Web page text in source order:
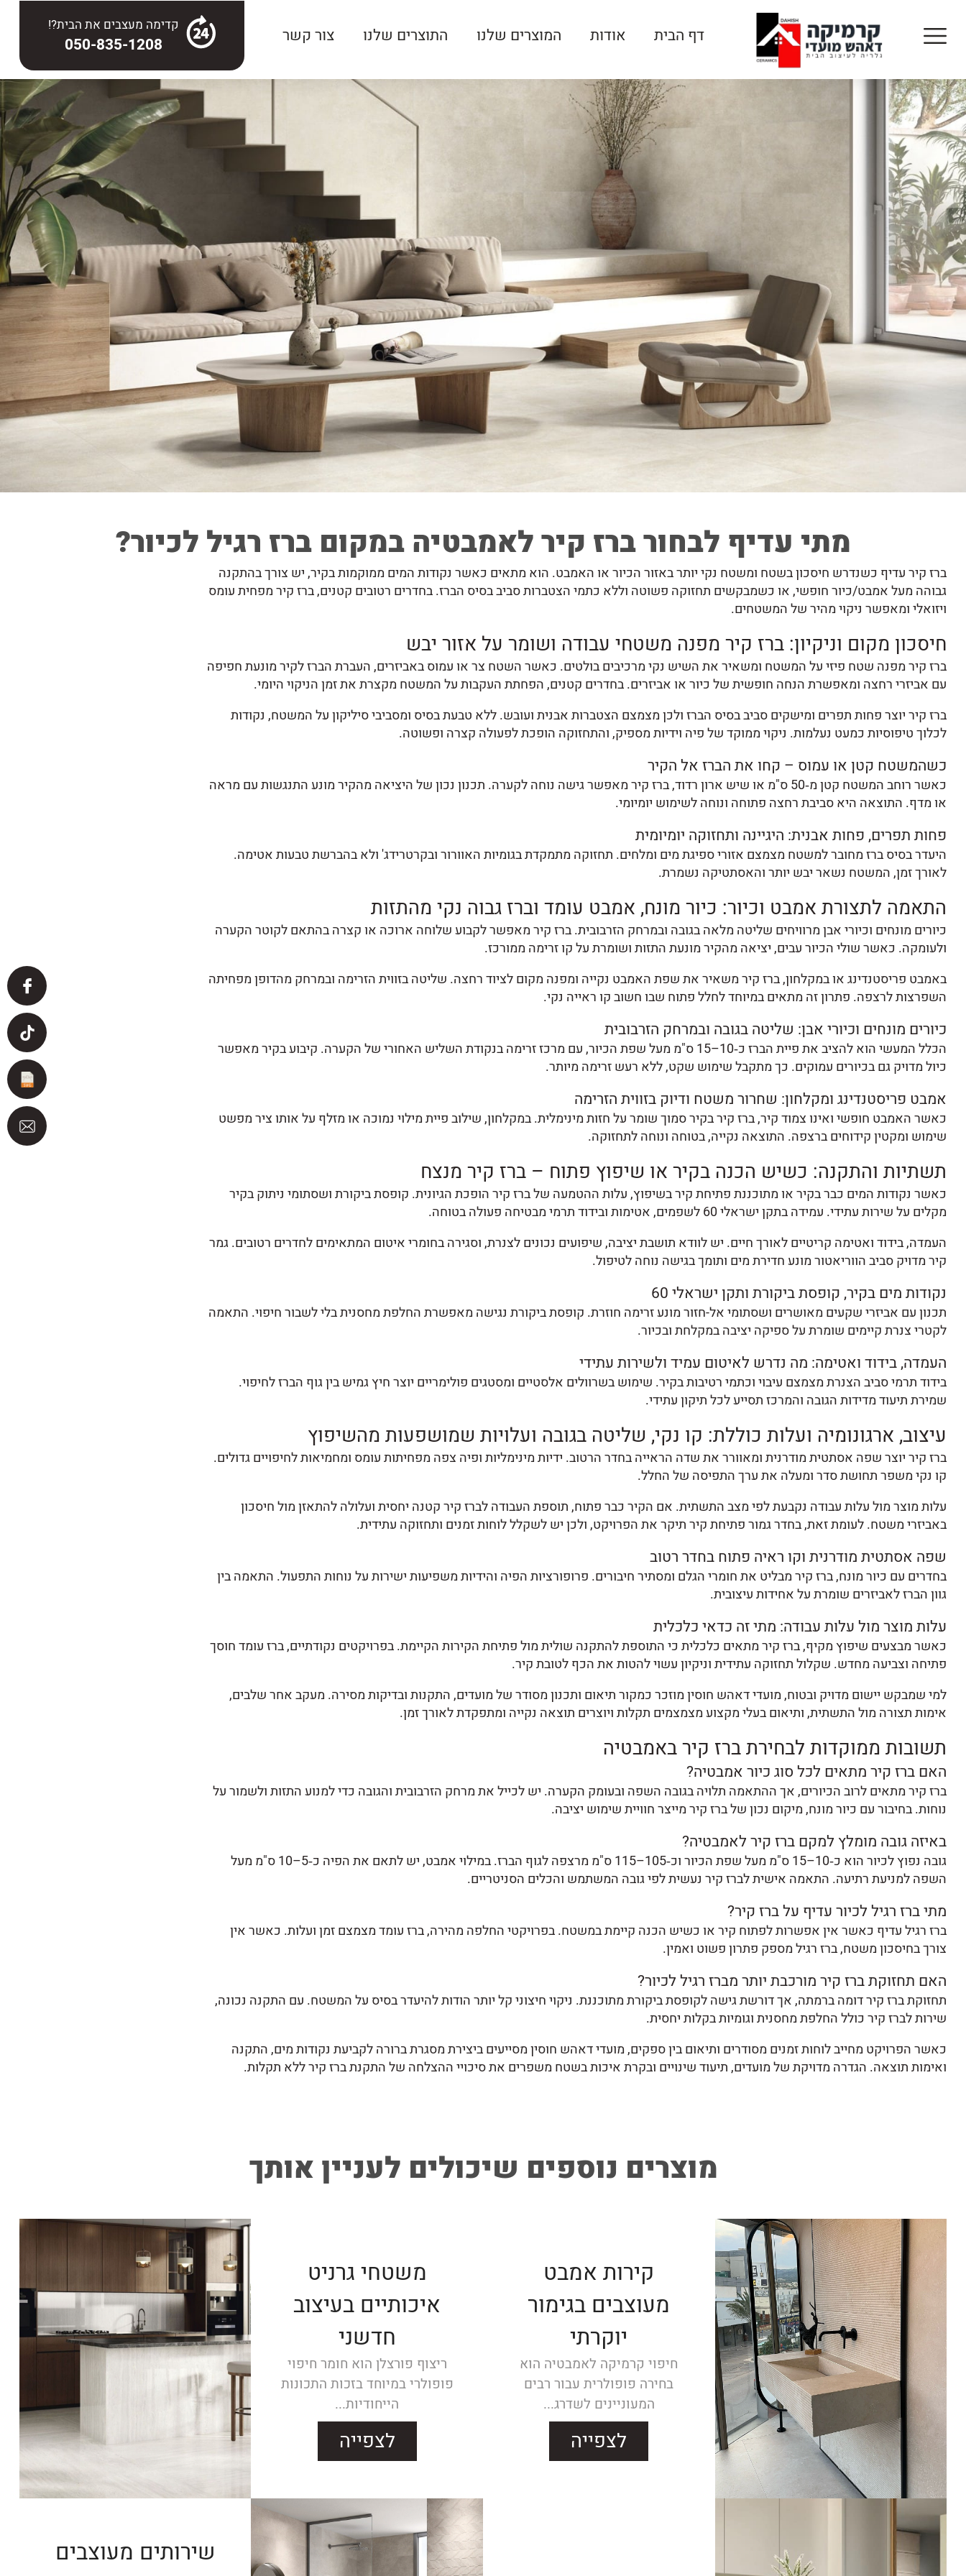
דף הבית אודות המוצרים שלנו התוצרים שלנו צור קשר קדימה מעצבים את הבית?!
050-835-1208
מתי עדיף לבחור ברז קיר לאמבטיה במקום ברז רגיל לכיור?
ברז קיר עדיף כשנדרש חיסכון בשטח ומשטח נקי יותר באזור הכיור או האמבט. הוא מתאים כאשר נקודות המים ממוקמות בקיר, יש צורך בהתקנה
גבוהה מעל אמבט/כיור חופשי, או כשמבקשים תחזוקה פשוטה וללא כתמי הצטברות סביב בסיס הברז. בחדרים רטובים קטנים, ברז קיר מפחית עומס
ויזואלי ומאפשר ניקוי מהיר של המשטחים.
חיסכון מקום וניקיון: ברז קיר מפנה משטחי עבודה ושומר על אזור יבש
ברז קיר מפנה שטח פיזי על המשטח ומשאיר את השיש נקי מרכיבים בולטים. כאשר השטח צר או עמוס באביזרים, העברת הברז לקיר מונעת חפיפה
עם אביזרי רחצה ומאפשרת הנחה חופשית של כיור או אביזרים. בחדרים קטנים, הפחתת העקבות על המשטח מקצרת את זמן הניקוי היומי.
ברז קיר יוצר פחות תפרים ומישקים סביב בסיס הברז ולכן מצמצם הצטברות אבנית ועובש. ללא טבעת בסיס ומסביבי סיליקון על המשטח, נקודות
לכלוך טיפוסיות כמעט נעלמות. ניקוי ממוקד של פיה וידיות מספיק, והתחזוקה הופכת לפעולה קצרה ופשוטה.
כשהמשטח קטן או עמוס – קחו את הברז אל הקיר
כאשר רוחב המשטח קטן מ‑50 ס"מ או שיש ארון רדוד, ברז קיר מאפשר גישה נוחה לקערה. תכנון נכון של היציאה מהקיר מונע התנגשות עם מראה
או מדף. התוצאה היא סביבת רחצה פתוחה ונוחה לשימוש יומיומי.
פחות תפרים, פחות אבנית: היגיינה ותחזוקה יומיומית
היעדר בסיס ברז מחובר למשטח מצמצם אזורי ספיגת מים ומלחים. תחזוקה מתמקדת בגומיות האוורור ובקרטרידג' ולא בהברשת טבעות אטימה.
לאורך זמן, המשטח נשאר יבש יותר והאסתטיקה נשמרת.
התאמה לתצורת אמבט וכיור: כיור מונח, אמבט עומד וברז גבוה נקי מהתזות
כיורים מונחים וכיורי אבן מרוויחים שליטה מלאה בגובה ובמרחק הזרבובית. ברז קיר מאפשר לקבוע שלוחה ארוכה או קצרה בהתאם לקוטר הקערה
ולעומקה. כאשר שולי הכיור עבים, יציאה מהקיר מונעת התזות ושומרת על קו זרימה ממורכז.
באמבט פריסטנדינג או במקלחון, ברז קיר משאיר את שפת האמבט נקייה ומפנה מקום לציוד רחצה. שליטה בזווית הזרימה ובמרחק מהדופן מפחיתה
השפרצות לרצפה. פתרון זה מתאים במיוחד לחלל פתוח שבו חשוב קו ראייה נקי.
כיורים מונחים וכיורי אבן: שליטה בגובה ובמרחק הזרבובית
הכלל המעשי הוא להציב את פיית הברז כ‑10–15 ס"מ מעל שפת הכיור, עם מרכז זרימה בנקודת השליש האחורי של הקערה. קיבוע בקיר מאפשר
כיול מדויק גם בכיורים עמוקים. כך מתקבל שימוש שקט, ללא רעש זרימה מיותר.
אמבט פריסטנדינג ומקלחון: שחרור משטח ודיוק בזווית הזרימה
כאשר האמבט חופשי ואינו צמוד קיר, ברז קיר בקיר סמוך שומר על חזות מינימלית. במקלחון, שילוב פיית מילוי נמוכה או מזלף על אותו ציר מפשט
שימוש ומקטין קידוחים ברצפה. התוצאה נקייה, בטוחה ונוחה לתחזוקה.
תשתיות והתקנה: כשיש הכנה בקיר או שיפוץ פתוח – ברז קיר מנצח
כאשר נקודות המים כבר בקיר או מתוכננת פתיחת קיר בשיפוץ, עלות ההטמעה של ברז קיר הופכת הגיונית. קופסת ביקורת ושסתומי ניתוק בקיר
מקלים על שירות עתידי. עמידה בתקן ישראלי 60 לשפמים, אטימות ובידוד תרמי מבטיחה פעולה בטוחה.
העמדה, בידוד ואטימה קריטיים לאורך חיים. יש לוודא תושבת יציבה, שיפועים נכונים לצנרת, וסגירה בחומרי איטום המתאימים לחדרים רטובים. גמר
קיר מדויק סביב הווריאטור מונע חדירת מים ותומך בגישה נוחה לטיפול.
נקודות מים בקיר, קופסת ביקורת ותקן ישראלי 60
תכנון עם אביזרי שקעים מאושרים ושסתומי אל-חזור מונע זרימה חוזרת. קופסת ביקורת נגישה מאפשרת החלפת מחסנית בלי לשבור חיפוי. התאמה
לקטרי צנרת קיימים שומרת על ספיקה יציבה במקלחת ובכיור.
העמדה, בידוד ואטימה: מה נדרש לאיטום עמיד ולשירות עתידי
בידוד תרמי סביב הצנרת מצמצם עיבוי וכתמי רטיבות בקיר. שימוש בשרוולים אלסטיים ומסטגים פולימריים יוצר חיץ גמיש בין גוף הברז לחיפוי.
שמירת תיעוד מדידות הגובה והמרכז תסייע לכל תיקון עתידי.
עיצוב, ארגונומיה ועלות כוללת: קו נקי, שליטה בגובה ועלויות שמושפעות מהשיפוץ
ברז קיר יוצר שפה אסתטית מודרנית ומאוורר את שדה הראייה בחדר הרטוב. ידיות מינימליות ופיה צפה מפחיתות עומס ומחמיאות לחיפויים גדולים.
קו נקי משפר תחושת סדר ומעלה את ערך התפיסה של החלל.
עלות מוצר מול עלות עבודה נקבעת לפי מצב התשתית. אם הקיר כבר פתוח, תוספת העבודה לברז קיר קטנה יחסית ועלולה להתאזן מול חיסכון
באביזרי משטח. לעומת זאת, בחדר גמור פתיחת קיר תיקר את הפרויקט, ולכן יש לשקלל לוחות זמנים ותחזוקה עתידית.
שפה אסתטית מודרנית וקו ראיה פתוח בחדר רטוב
בחדרים עם כיור מונח, ברז קיר מבליט את חומרי הגלם ומסתיר חיבורים. פרופורציות הפיה והידיות משפיעות ישירות על נוחות התפעול. התאמה בין
גוון הברז לאביזרים שומרת על אחידות עיצובית.
עלות מוצר מול עלות עבודה: מתי זה כדאי כלכלית
כאשר מבצעים שיפוץ מקיף, ברז קיר מתאים כלכלית כי התוספת להתקנה שולית מול פתיחת הקירות הקיימת. בפרויקטים נקודתיים, ברז עומד חוסך
פתיחה וצביעה מחדש. שקלול תחזוקה עתידית וניקיון עשוי להטות את הכף לטובת קיר.
למי שמבקש יישום מדויק ובטוח, מועדי דאהש חוסין מוזכר כמקור תיאום ותכנון מסודר של מועדים, התקנות ובדיקות מסירה. מעקב אחר שלבים,
אימות תצורה מול התשתית, ותיאום בעלי מקצוע מצמצמים תקלות ויוצרים תוצאה נקייה ומתפקדת לאורך זמן.
תשובות ממוקדות לבחירת ברז קיר באמבטיה
האם ברז קיר מתאים לכל סוג כיור אמבטיה?
ברז קיר מתאים לרוב הכיורים, אך ההתאמה תלויה בגובה השפה ובעומק הקערה. יש לכייל את מרחק הזרבובית והגובה כדי למנוע התזות ולשמור על
נוחות. בחיבור עם כיור מונח, מיקום נכון של ברז קיר מייצר חוויית שימוש יציבה.
באיזה גובה מומלץ למקם ברז קיר לאמבטיה?
גובה נפוץ לכיור הוא כ‑10–15 ס"מ מעל שפת הכיור וכ‑105–115 ס"מ מרצפה לגוף הברז. במילוי אמבט, יש לתאם את הפיה כ‑5–10 ס"מ מעל
השפה למניעת רתיעה. התאמה אישית לברז קיר נעשית לפי גובה המשתמש והכלים הסניטריים.
מתי ברז רגיל לכיור עדיף על ברז קיר?
ברז רגיל עדיף כאשר אין אפשרות לפתוח קיר או כשיש הכנה קיימת במשטח. בפרויקטי החלפה מהירה, ברז עומד מצמצם זמן ועלות. כאשר אין
צורך בחיסכון משטח, ברז רגיל מספק פתרון פשוט ואמין.
האם תחזוקת ברז קיר מורכבת יותר מברז רגיל לכיור?
תחזוקת ברז קיר דומה ברמתה, אך דורשת גישה לקופסת ביקורת מתוכננת. ניקוי חיצוני קל יותר הודות להיעדר בסיס על המשטח. עם התקנה נכונה,
שירות לברז קיר כולל החלפת מחסנית וגומיות בקלות יחסית.
כאשר הפרויקט מחייב לוחות זמנים מסודרים ותיאום בין ספקים, מועדי דאהש חוסין מסייעים ביצירת מסגרת ברורה לקביעת נקודות מים, התקנה
ואימות תוצאה. הגדרה מדויקת של מועדים, תיעוד שינויים ובקרת איכות בשטח משפרים את סיכויי ההצלחה של התקנת ברז קיר ללא תקלות.
מוצרים נוספים שיכולים לעניין אותך
קירות אמבט
מעוצבים בגימור
יוקרתי
חיפוי קרמיקה לאמבטיה הוא
בחירה פופולרית עבור רבים
המעוניינים לשדרג...
לצפייה
משטחי גרניט
איכותיים בעיצוב
חדשני
ריצוף פורצלן הוא חומר חיפוי
פופולרי במיוחד בזכות התכונות
הייחודיות...
לצפייה
שירותים מעוצבים